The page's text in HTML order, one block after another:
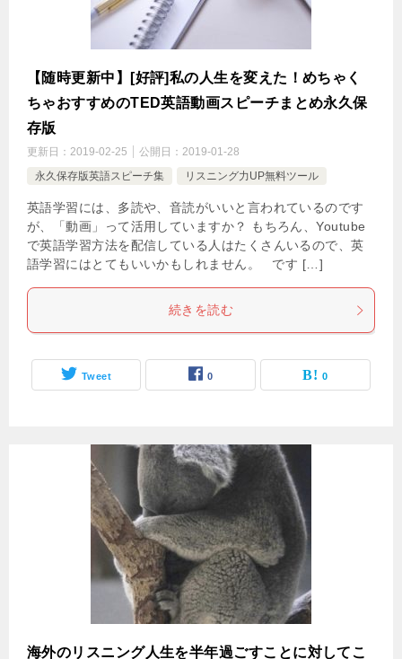
【随時更新中】[好評]私の人生を変えた！めちゃく
ちゃおすすめのTED英語動画スピーチまとめ永久保
存版
更新日： 2019-02-25 公開日： 2019-01-28
永久保存版英語スピーチ集
リスニング力UP無料ツール
英語学習には、多読や、音読がいいと言われているのです
が、「動画」って活用していますか？ もちろん、Youtube
で英語学習方法を配信している人はたくさんいるので、英
語学習にはとてもいいかもしれません。 です […]
続きを読む
Tweet 0 0
海外のリスニング人生を半年過ごすことに対してこ